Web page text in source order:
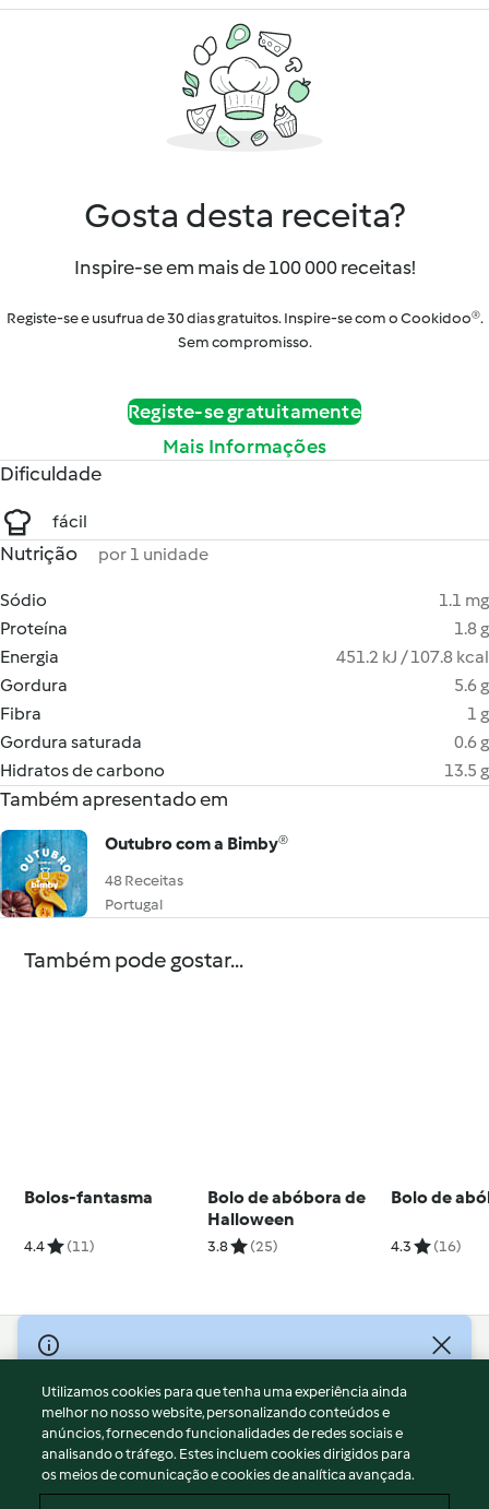
Gosta desta receita?
Inspire-se em mais de 100 000 receitas!
Registe-se e usufrua de 30 dias gratuitos. Inspire-se com o Cookidoo®.
Sem compromisso.
Registe-se gratuitamente
Mais Informações
Dificuldade
fácil
Nutrição por 1 unidade
Sódio
1.1 mg
Proteína
1.8 g
Energia
451.2 kJ / 107.8 kcal
Gordura
5.6 g
Fibra
1 g
Gordura saturada
0.6 g
Hidratos de carbono
13.5 g
Também apresentado em
Outubro com a Bimby®
48 Receitas
Portugal
Também pode gostar...
Bolos-fantasma
4.4 (11)
Bolo de abóbora de
Halloween
3.8 (25)
Bolo de
4.3 (16)
© Copyright 2026
Termos de Utilização
Aviso sobre Proteção de Dados
Aviso
Apoio legal
Utilizamos cookies para que tenha uma experiência ainda
melhor no nosso website, personalizando conteúdos e
anúncios, fornecendo funcionalidades de redes sociais e
analisando o tráfego. Estes incluem cookies dirigidos para
os meios de comunicação e cookies de analítica avançada.